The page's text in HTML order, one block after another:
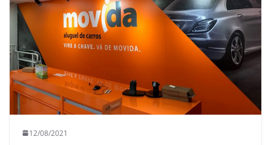
12/08/2021